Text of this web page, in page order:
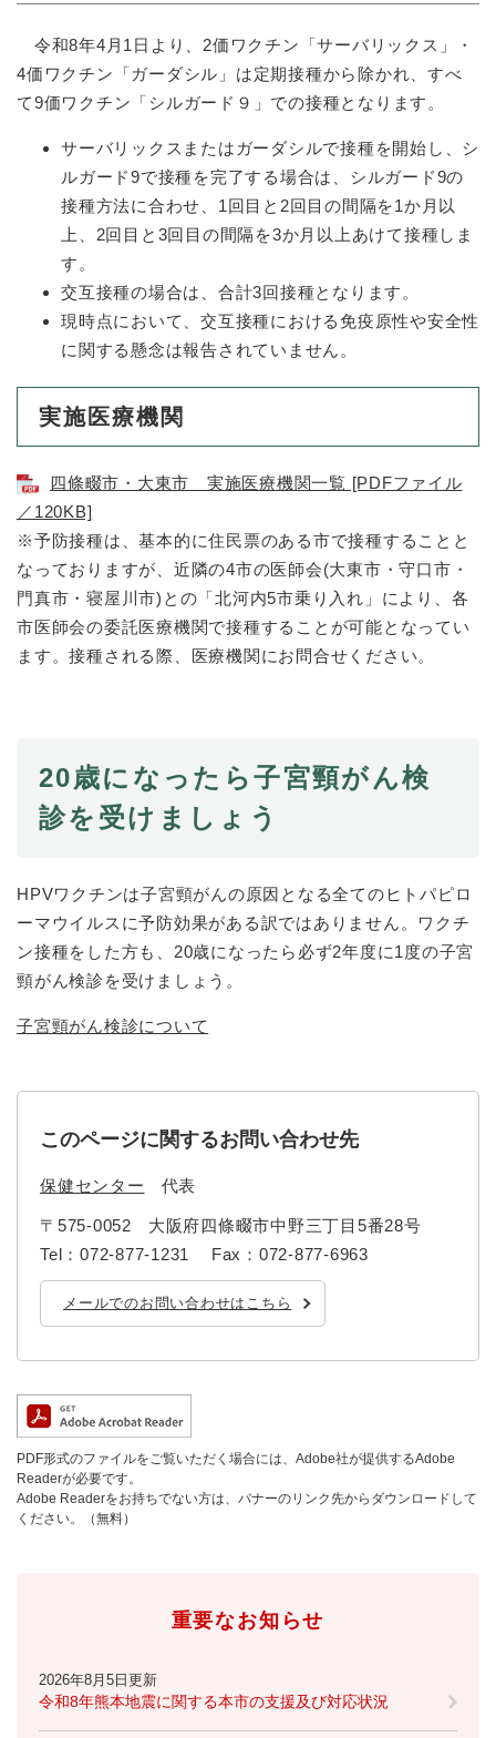
令和8年4月1日より、2価ワクチン「サーバリックス」・
4価ワクチン「ガーダシル」は定期接種から除かれ、すべ
て9価ワクチン「シルガード９」での接種となります。
サーバリックスまたはガーダシルで接種を開始し、シ
ルガード9で接種を完了する場合は、シルガード9の
接種方法に合わせ、1回目と2回目の間隔を1か月以
上、2回目と3回目の間隔を3か月以上あけて接種しま
す。
交互接種の場合は、合計3回接種となります。
現時点において、交互接種における免疫原性や安全性
に関する懸念は報告されていません。
実施医療機関
四條畷市・大東市 実施医療機関一覧 [PDFファイル
／120KB]
※予防接種は、基本的に住民票のある市で接種することと
なっておりますが、近隣の4市の医師会(大東市・守口市・
門真市・寝屋川市)との「北河内5市乗り入れ」により、各
市医師会の委託医療機関で接種することが可能となってい
ます。接種される際、医療機関にお問合せください。
20歳になったら子宮頸がん検
診を受けましょう
HPVワクチンは子宮頸がんの原因となる全てのヒトパピロ
ーマウイルスに予防効果がある訳ではありません。ワクチ
ン接種をした方も、20歳になったら必ず2年度に1度の子宮
頸がん検診を受けましょう。
子宮頸がん検診について
このページに関するお問い合わせ先
保健センター 代表
〒575-0052
大阪府四條畷市中野三丁目5番28号
Tel：072-877-1231
Fax：072-877-6963
メールでのお問い合わせはこちら
PDF形式のファイルをご覧いただく場合には、Adobe社が提供するAdobe
Readerが必要です。
Adobe Readerをお持ちでない方は、バナーのリンク先からダウンロードして
ください。（無料）
重要なお知らせ
2026年8月5日更新
令和8年熊本地震に関する本市の支援及び対応状況